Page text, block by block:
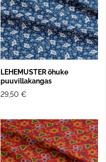
LEHEMUSTER õhuke
puuvillakangas
29,50 €